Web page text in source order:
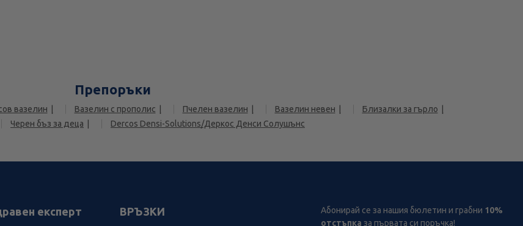
Препоръки
вазелин Вазелин с прополис Пчелен вазелин Вазелин невен
Близалки за гърло
Черен бъз за деца Dercos Densi-Solutions/Деркос Денси Солушънс
експерт ВРЪЗКИ Абонирай се за нашия бюлетин и грабни 10%
отстъпка за първата си поръчка!